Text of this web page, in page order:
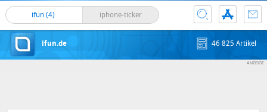
ifun (4) iphone-ticker
ifun.de 46 825 Artikel